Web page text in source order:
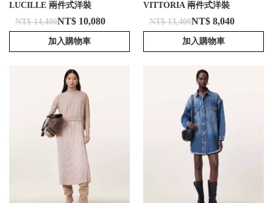
LUCILLE 兩件式洋裝
NT$ 14,400NT$ 10,080
加入購物車
VITTORIA 兩件式洋裝
NT$ 13,400NT$ 8,040
加入購物車